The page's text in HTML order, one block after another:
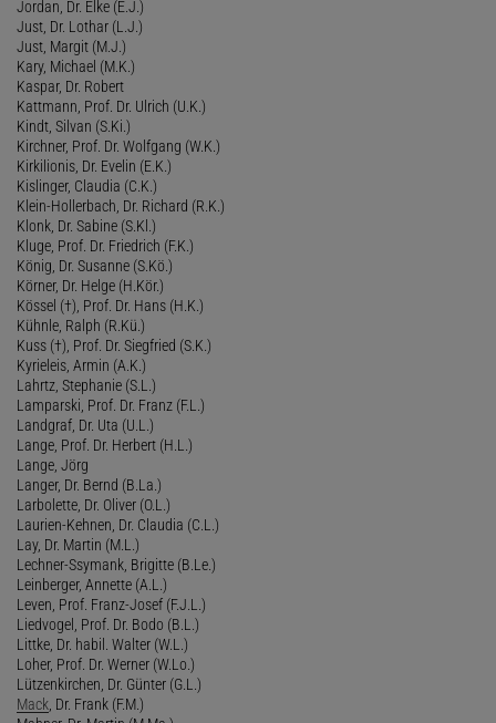
Jordan, Dr. Elke (E.J.)
Just, Dr. Lothar (L.J.)
Just, Margit (M.J.)
Kary, Michael (M.K.)
Kaspar, Dr. Robert
Kattmann, Prof. Dr. Ulrich (U.K.)
Kindt, Silvan (S.Ki.)
Kirchner, Prof. Dr. Wolfgang (W.K.)
Kirkilionis, Dr. Evelin (E.K.)
Kislinger, Claudia (C.K.)
Klein-Hollerbach, Dr. Richard (R.K.)
Klonk, Dr. Sabine (S.Kl.)
Kluge, Prof. Dr. Friedrich (F.K.)
König, Dr. Susanne (S.Kö.)
Körner, Dr. Helge (H.Kör.)
Kössel (†), Prof. Dr. Hans (H.K.)
Kühnle, Ralph (R.Kü.)
Kuss (†), Prof. Dr. Siegfried (S.K.)
Kyrieleis, Armin (A.K.)
Lahrtz, Stephanie (S.L.)
Lamparski, Prof. Dr. Franz (F.L.)
Landgraf, Dr. Uta (U.L.)
Lange, Prof. Dr. Herbert (H.L.)
Lange, Jörg
Langer, Dr. Bernd (B.La.)
Larbolette, Dr. Oliver (O.L.)
Laurien-Kehnen, Dr. Claudia (C.L.)
Lay, Dr. Martin (M.L.)
Lechner-Ssymank, Brigitte (B.Le.)
Leinberger, Annette (A.L.)
Leven, Prof. Franz-Josef (F.J.L.)
Liedvogel, Prof. Dr. Bodo (B.L.)
Littke, Dr. habil. Walter (W.L.)
Loher, Prof. Dr. Werner (W.Lo.)
Lützenkirchen, Dr. Günter (G.L.)
Mack , Dr. Frank (F.M.)